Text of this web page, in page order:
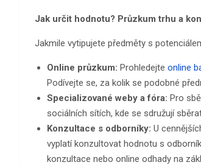
Jak určit hodnotu? Průzkum trhu a
Jakmile vytipujete předměty s
Online průzkum: Prohledejte online
Podívejte se, za kolik se podobné
Specializované weby a fóra: Pro
sociálních sítích, kde se sdružují
Konzultace s odborníky: U
vyplatí konzultovat hodnotu s
konzultace nebo online odhady na